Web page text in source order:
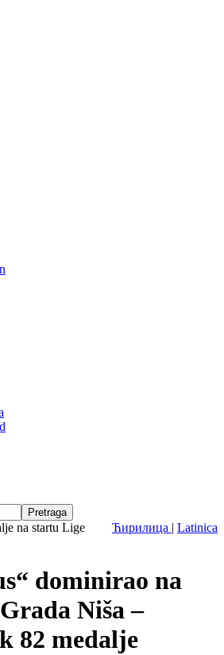
Ћирилица | Latinica
na startu Lige
dominirao na
Niša –
82 medalje